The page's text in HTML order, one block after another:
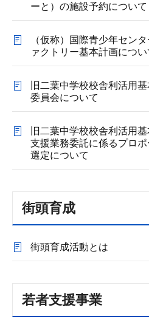
ーと）の施設予約について
（仮称）国際青少年セン
ァクトリー基本計画につい
旧二葉中学校校舎利活用
委員会について
旧二葉中学校校舎利活用
支援業務委託に係るプロ
選定について
街頭育成
街頭育成活動とは
若者支援事業